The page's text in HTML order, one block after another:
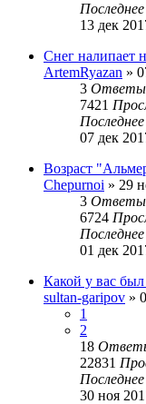
13 дек
Снег налипает
ArtemRyazan »
3 Ответы
7421
07 дек
Возраст
Chepurnoi » 29
3 Ответы
6724
01 дек
Какой у вас
sultan-garipov »
1
2
18
22831
30 ноя